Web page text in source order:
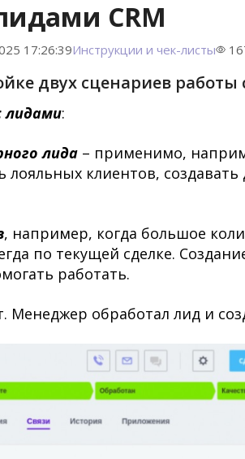
CRM
17:26:39Инструкции и чек-листы
двух сценариев работы
лидами:
лида – применимо,
клиентов, создавать
, например, когда большое
по текущей сделке.
работать.
обработал лид и